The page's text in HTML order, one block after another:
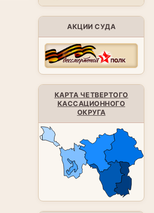
АКЦИИ СУДА
КАРТА ЧЕТВЕРТОГО
КАССАЦИОННОГО
ОКРУГА